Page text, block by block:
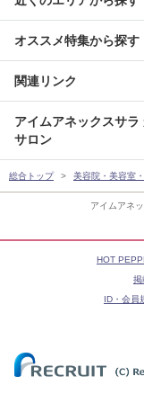
アイムアネ
オススメ特集から探す
関連リンク
アイムアネックスサ
サロン
総合トップ 美容院・美容室
HOT
掲
ID・会員